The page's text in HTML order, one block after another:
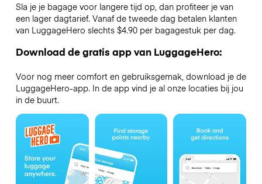
Sla je je bagage voor langere tijd op, dan profiteer je van
een lager dagtarief. Vanaf de tweede dag betalen klanten
van LuggageHero slechts $4.90 per bagagestuk per dag.
Download de gratis app van LuggageHero:
Voor nog meer comfort en gebruiksgemak, download je de
LuggageHero-app. In de app vind je al onze locaties bij jou
in de buurt.